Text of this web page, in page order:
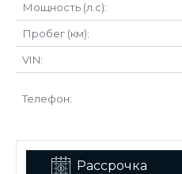
Мощность (л.с):
Пробег (км):
VIN:
Телефон:
Рассрочка